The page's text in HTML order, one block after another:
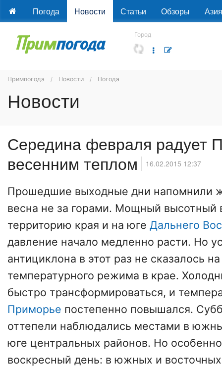
Погода Новости Статьи Обзоры Азия
Город
Примпогода Новости Погода
Новости
Середина февраля радует
весенним теплом
16.02.2015 12:37
Прошедшие выходные дни напомнили
весна не за горами. Мощный высотный
территорию края и на юге Дальнего
давление начало медленно расти. Но
антициклона в этот раз не сказалось
температурного режима в крае.
быстро трансформироваться, и
Приморье постепенно повышался.
оттепели наблюдались местами в
юге центральных районов. Но
воскресный день: в южных и